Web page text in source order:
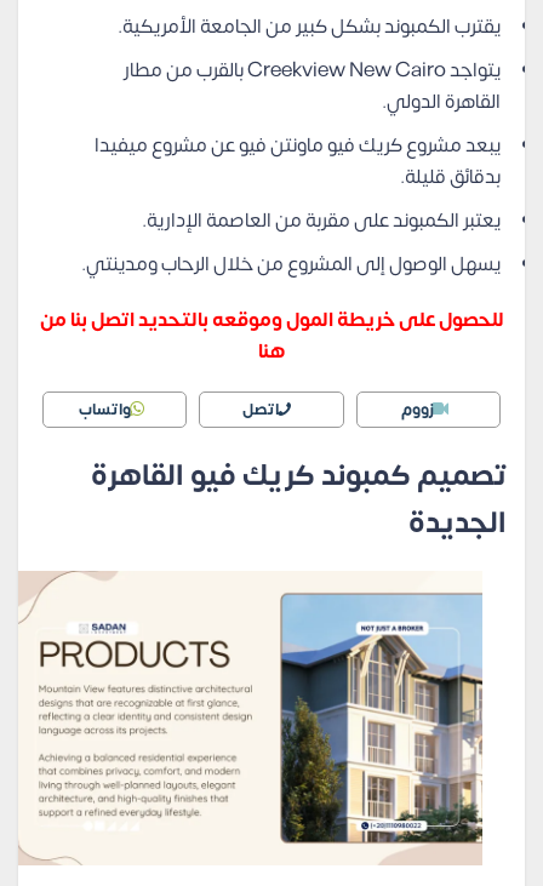
يقترب الكمبوند بشكل كبير من الجامعة الأمريكية.
يتواجد Creekview New Cairo بالقرب من مطار
القاهرة الدولي.
يبعد مشروع كريك فيو ماونتن فيو عن مشروع ميفيدا
بدقائق قليلة.
يعتبر الكمبوند على مقربة من العاصمة الإدارية.
يسهل الوصول إلى المشروع من خلال الرحاب ومدينتي.
للحصول على خريطة المول وموقعه بالتحديد اتصل بنا من
هنا
زووم اتصل واتساب
تصميم كمبوند كريك فيو القاهرة
الجديدة